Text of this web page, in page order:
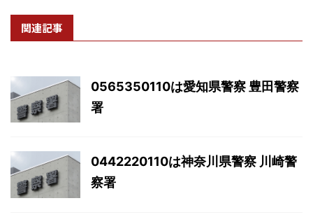
関連記事
0565350110は愛知県警察 豊田警察
署
0442220110は神奈川県警察 川崎警
察署